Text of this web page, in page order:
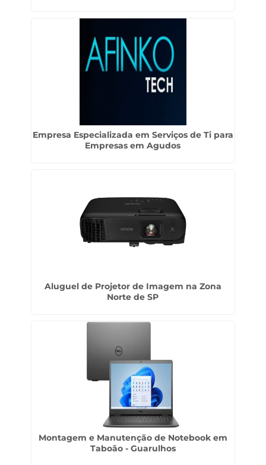
Empresa Especializada em Serviços de Ti para
Empresas em Agudos
Aluguel de Projetor de Imagem na Zona
Norte de SP
Montagem e Manutenção de Notebook em
Taboão - Guarulhos